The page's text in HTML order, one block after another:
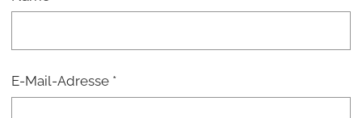
E-Mail-Adresse *